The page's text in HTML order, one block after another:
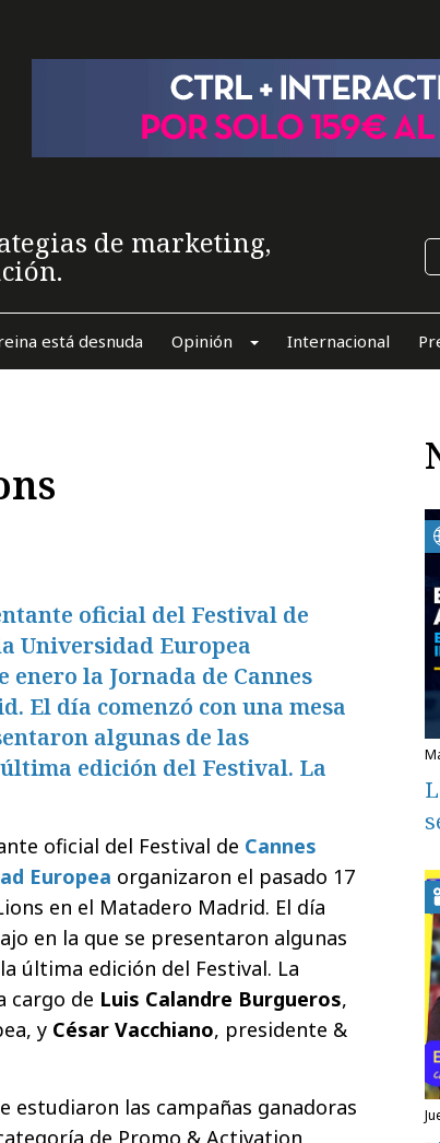
de marketing,
está desnuda Opinión Internacional
oficial del Festival de
Universidad Europea
enero la Jornada de Cannes
El día comenzó con una mesa
algunas de las
edición del Festival. La
oficial del Festival de Cannes
Europea organizaron el pasado 17
en el Matadero Madrid. El día
en la que se presentaron algunas
última edición del Festival. La
cargo de Luis Calandre Burgueros,
y César Vacchiano, presidente &
estudiaron las campañas ganadoras
de Promo & Activation